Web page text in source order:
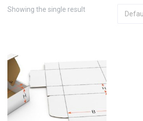
Showing the single result